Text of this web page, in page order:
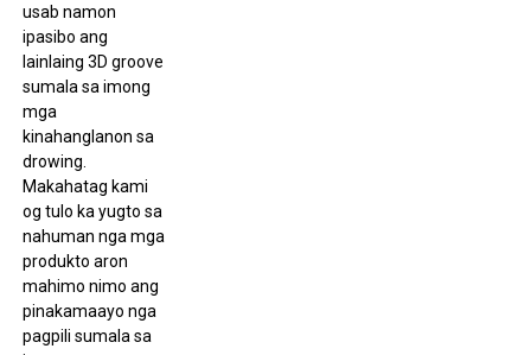
usab namon
ipasibo ang
lainlaing 3D groove
sumala sa imong
mga
kinahanglanon sa
drowing.
Makahatag kami
og tulo ka yugto sa
nahuman nga mga
produkto aron
mahimo nimo ang
pinakamaayo nga
pagpili sumala sa